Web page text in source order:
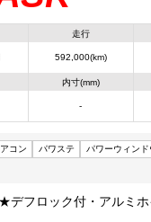
走行
592,000(km)
内寸(mm)
-
コン パワステ パワーウィンド
デフロック付・アルミホ